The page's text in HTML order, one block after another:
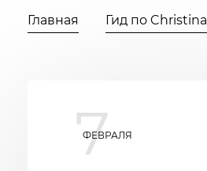
Главная Гид по Christina
7
ФЕВРАЛЯ